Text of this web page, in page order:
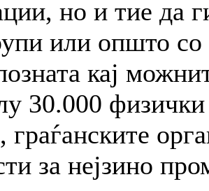
но и тие да
или општо
кај
30.000
граѓанските
за нејзино